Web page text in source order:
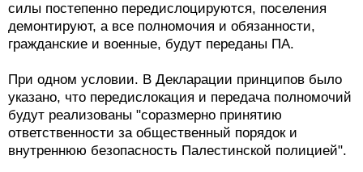
силы постепенно передислоцируются, поселения
демонтируют, а все полномочия и обязанности,
гражданские и военные, будут переданы ПА.
При одном условии. В Декларации принципов было
указано, что передислокация и передача полномочий
будут реализованы "соразмерно принятию
ответственности за общественный порядок и
внутреннюю безопасность Палестинской полицией".